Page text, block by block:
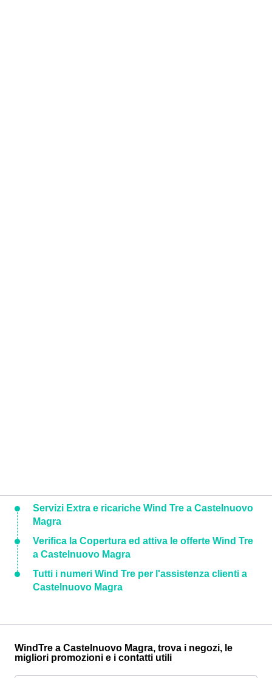
Servizi Extra e ricariche Wind Tre a Castelnuovo
Magra
Verifica la Copertura ed attiva le offerte Wind Tre
a Castelnuovo Magra
Tutti i numeri Wind Tre per l'assistenza clienti a
Castelnuovo Magra
WindTre a Castelnuovo Magra, trova i negozi, le
migliori promozioni e i contatti utili